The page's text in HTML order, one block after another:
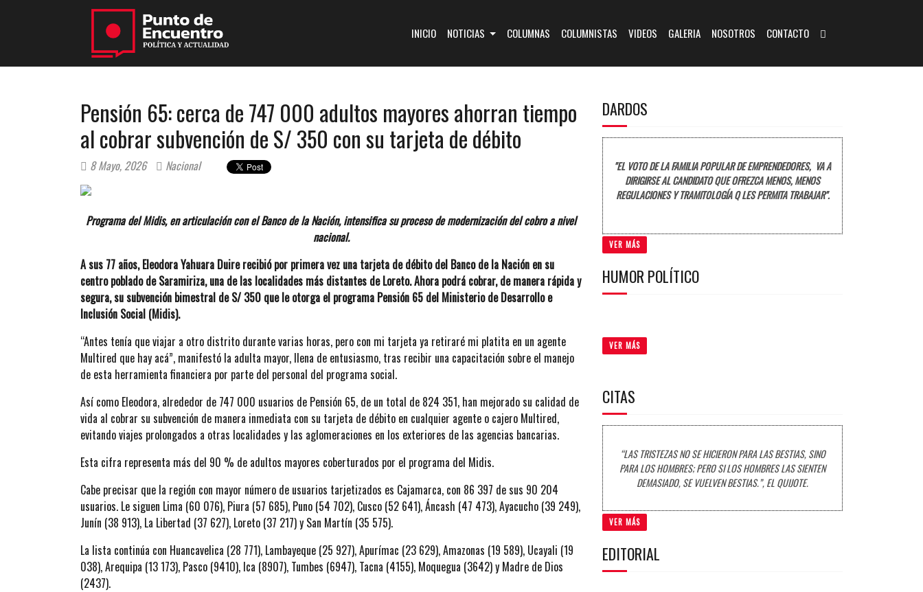
INICIO(CURRENT)
NOTICIAS COLUMNAS COLUMNISTAS VIDEOS GALERIA NOSOTROS CONTACTO
Pensión 65: cerca de 747 000 adultos mayores ahorran tiempo
al cobrar subvención de S/ 350 con su tarjeta de débito
8 Mayo, 2026 Nacional
Programa del Midis, en articulación con el Banco de la Nación, intensifica su proceso de modernización del cobro a nivel
nacional.
A sus 77 años, Eleodora Yahuara Duire recibió por primera vez una tarjeta de débito del Banco de la Nación en su
centro poblado de Saramiriza, una de las localidades más distantes de Loreto. Ahora podrá cobrar, de manera rápida y
segura, su subvención bimestral de S/ 350 que le otorga el programa Pensión 65 del Ministerio de Desarrollo e
Inclusión Social (Midis).
“Antes tenía que viajar a otro distrito durante varias horas, pero con mi tarjeta ya retiraré mi platita en un agente
Multired que hay acá”, manifestó la adulta mayor, llena de entusiasmo, tras recibir una capacitación sobre el manejo
de esta herramienta financiera por parte del personal del programa social.
Así como Eleodora, alrededor de 747 000 usuarios de Pensión 65, de un total de 824 351, han mejorado su calidad de
vida al cobrar su subvención de manera inmediata con su tarjeta de débito en cualquier agente o cajero Multired,
evitando viajes prolongados a otras localidades y las aglomeraciones en los exteriores de las agencias bancarias.
Esta cifra representa más del 90 % de adultos mayores coberturados por el programa del Midis.
Cabe precisar que la región con mayor número de usuarios tarjetizados es Cajamarca, con 86 397 de sus 90 204
usuarios. Le siguen Lima (60 076), Piura (57 685), Puno (54 702), Cusco (52 641), Áncash (47 473), Ayacucho (39 249),
Junín (38 913), La Libertad (37 627), Loreto (37 217) y San Martín (35 575).
La lista continúa con Huancavelica (28 771), Lambayeque (25 927), Apurímac (23 629), Amazonas (19 589), Ucayali (19
038), Arequipa (13 173), Pasco (9410), Ica (8907), Tumbes (6947), Tacna (4155), Moquegua (3642) y Madre de Dios
(2437).
DARDOS
"EL VOTO DE LA FAMILIA POPULAR DE EMPRENDEDORES, VA A
DIRIGIRSE AL CANDIDATO QUE OFREZCA MENOS, MENOS
REGULACIONES Y TRAMITOLOGÍA Q LES PERMITA TRABAJAR".
VER MÁS
HUMOR POLÍTICO
VER MÁS
CITAS
“LAS TRISTEZAS NO SE HICIERON PARA LAS BESTIAS, SINO
PARA LOS HOMBRES; PERO SI LOS HOMBRES LAS SIENTEN
DEMASIADO, SE VUELVEN BESTIAS.”, EL QUIJOTE.
VER MÁS
EDITORIAL